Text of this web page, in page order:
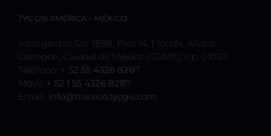
TYC GIS AMÉRICA – MÉXICO
Insurgentes Sur 1898, Piso 14, Florida, Álvaro
Obregón, Ciudad de México (CDMX), c.p. 01030
Teléfono: + 52 55 4326 8287
Móvil: + 52 1 55 4326 8287
Email: info@mexico.tycgis.com